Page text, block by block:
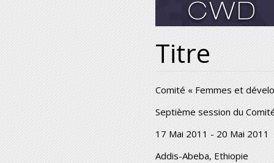
Titre
Comité « Femmes et
Septième session du
17 Mai 2011 - 20 Mai 2011
Addis-Abeba, Ethiopie